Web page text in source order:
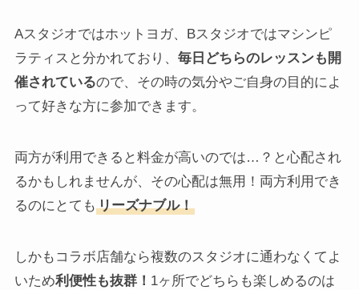
Aスタジオではホットヨガ、Bスタジオではマシンピ
ラティスと分かれており、 毎日どちらのレッスンも開
催されているので、その時の気分やご自身の目的によ
って好きな方に参加できます。
両方が利用できると料金が高いのでは…？と心配され
るかもしれませんが、その心配は無用！両方利用でき
るのにとても リーズナブル！
しかもコラボ店舗なら複数のスタジオに通わなくてよ
いため利便性も抜群！ 1ヶ所でどちらも楽しめるのは